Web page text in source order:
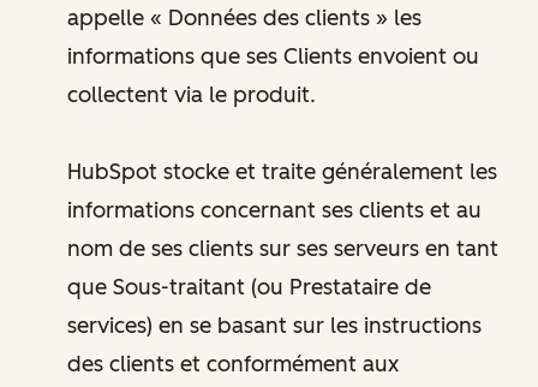
appelle « Données des clients » les
informations que ses Clients envoient ou
collectent via le produit.
HubSpot stocke et traite généralement les
informations concernant ses clients et au
nom de ses clients sur ses serveurs en tant
que Sous-traitant (ou Prestataire de
services) en se basant sur les instructions
des clients et conformément aux